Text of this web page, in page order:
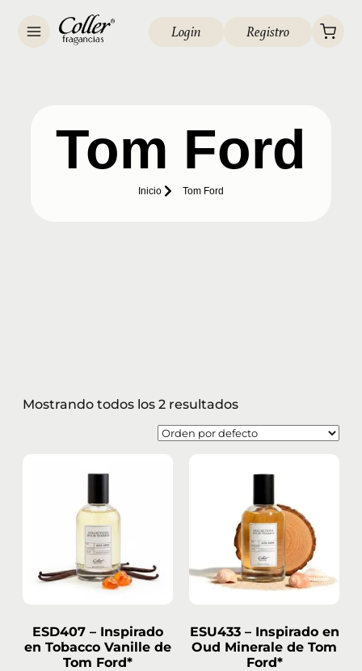
Login Registro
Tom Ford
Inicio Tom Ford
Mostrando todos los 2 resultados
ESD407 – Inspirado
en Tobacco Vanille de
Tom Ford*
ESU433 – Inspirado en
Oud Minerale de Tom
Ford*